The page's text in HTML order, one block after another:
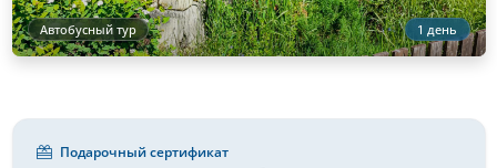
Автобусный тур 1 день
Подарочный сертификат